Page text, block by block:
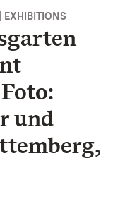
EXHIBITIONS
und